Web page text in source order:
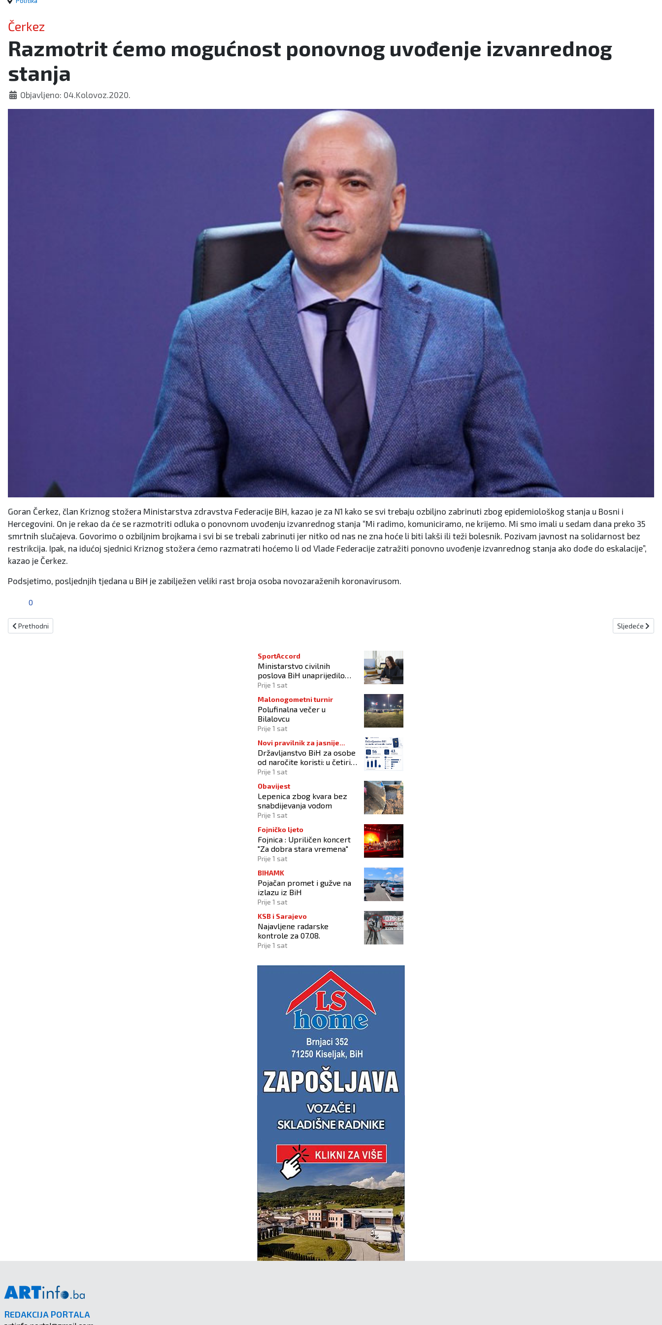
Čerkez
Razmotrit ćemo mogućnost ponovnog uvođenje izvanrednog
stanja
Objavljeno: 04.Kolovoz.2020.
Goran Čerkez, član Kriznog stožera Ministarstva zdravstva Federacije BiH, kazao je za N1 kako se svi trebaju ozbiljno zabrinuti zbog epidemiološkog stanja u Bosni i
Hercegovini. On je rekao da će se razmotriti odluka o ponovnom uvođenju izvanrednog stanja “Mi radimo, komuniciramo, ne krijemo. Mi smo imali u sedam dana preko 35
smrtnih slučajeva. Govorimo o ozbiljnim brojkama i svi bi se trebali zabrinuti jer nitko od nas ne zna hoće li biti lakši ili teži bolesnik. Pozivam javnost na solidarnost bez
restrikcija. Ipak, na idućoj sjednici Kriznog stožera ćemo razmatrati hoćemo li od Vlade Federacije zatražiti ponovno uvođenje izvanrednog stanja ako dođe do eskalacije”,
kazao je Čerkez.
Podsjetimo, posljednjih tjedana u BiH je zabilježen veliki rast broja osoba novozaraženih koronavirusom.
0
Prethodni članak: Bošnjački ministri već sprečavaju provedbu Zaključka za Travnik, nastavljamo borbu
Prethodni Sljedeći
Sljedeće
SportAccord
Ministarstvo civilnih
poslova BiH unaprijedilo
sustav registracije sportskih
Prije 1 sat
Malonogometni turnir
Polufinalna večer u
Bilalovcu
Prije 1 sat
Novi pravilnik za jasnije
procedure
Državljanstvo BiH za osobe
od naročite koristi: u četiri
godine odobrena 43
Prije 1 sat
Obavijest
Lepenica zbog kvara bez
snabdijevanja vodom
Prije 1 sat
Fojničko ljeto
Fojnica : Upriličen koncert
"Za dobra stara vremena"
Prije 1 sat
BIHAMK
Pojačan promet i gužve na
izlazu iz BiH
Prije 1 sat
KSB i Sarajevo
Najavljene radarske
kontrole za 07.08.
Prije 1 sat
REDAKCIJA PORTALA